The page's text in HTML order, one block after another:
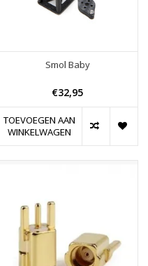
Smol Baby
€32,95
TOEVOEGEN AAN
WINKELWAGEN